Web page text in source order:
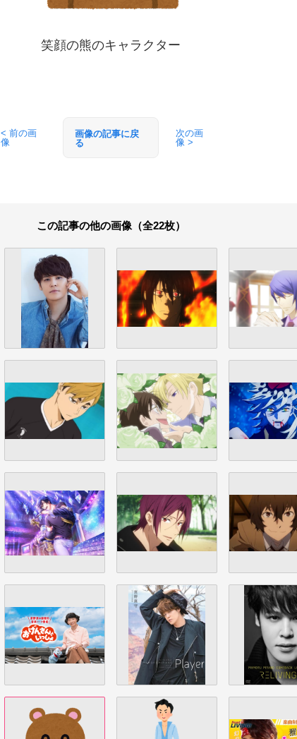
笑顔の熊のキャラクター
< 前の画
像
画像の記事に戻
る
次の画
像 >
この記事の他の画像（全22枚）